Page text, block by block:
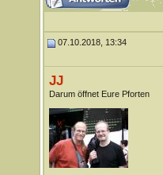
07.10.2018, 13:34
JJ
Darum öffnet Eure Pforten